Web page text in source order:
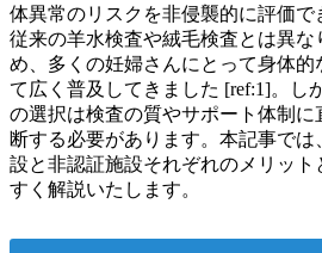
体異常のリスクを非侵襲的に評価で
従来の羊水検査や絨毛検査とは異な
め、多くの妊婦さんにとって身体的
て広く普及してきました [ref:1]。し
の選択は検査の質やサポート体制に
断する必要があります。本記事で
設と非認証施設それぞれのメリッ
すく解説いたします。